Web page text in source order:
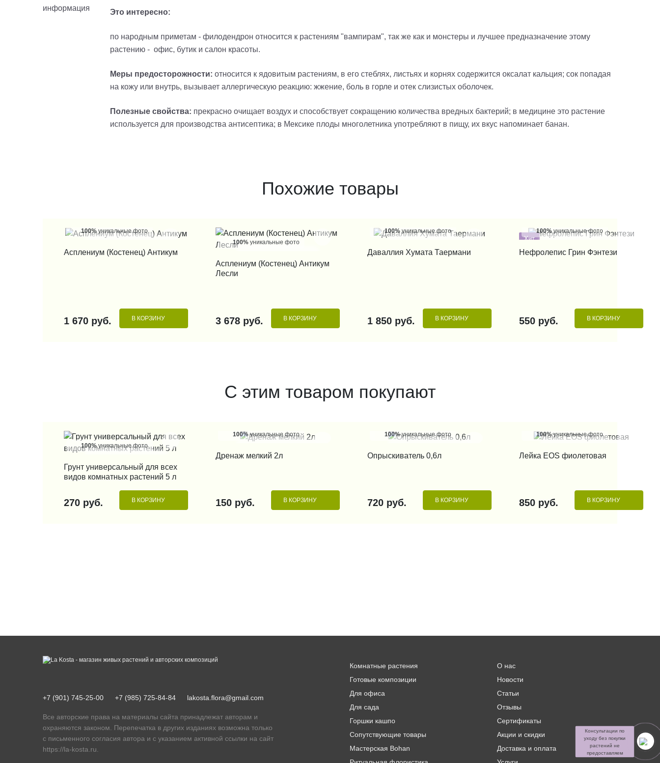
Это интересно:
по народным приметам - филодендрон относится к растениям "вампирам", так же как и монстеры и лучшее предназначение этому
растению - офис, бутик и салон красоты.
Меры предосторожности: относится к ядовитым растениям, в его стеблях, листьях и корнях содержится оксалат кальция; сок попадая
на кожу или внутрь, вызывает аллергическую реакцию: жжение, боль в горле и отек слизистых оболочек.
Полезные свойства: прекрасно очищает воздух и способствует сокращению количества вредных бактерий; в медицине это растение
используется для производства антисептика; в Мексике плоды многолетника употребляют в пищу, их вкус напоминает банан.
Похожие товары
100%уникальные фото
Асплениум (Костенец) Антикум
1 670 руб. В КОРЗИНУ
100% уникальные фото
КУПИТЬ В 1 КЛИК
Асплениум (Костенец) Антикум
Лесли
3 678 руб. В КОРЗИНУ
100%уникальные фото
Даваллия Хумата Таермани
1 850 руб. В КОРЗИНУ
Хит
100%уникальные фото
Нефролепис Грин Фэнтези
550 руб. В КОРЗИНУ
С этим товаром покупают
100%уникальные фото
КУПИТЬ В 1 КЛИК
Грунт универсальный для всех
видов комнатных растений 5 л
270 руб. В КОРЗИНУ
100%уникальные фото
Дренаж мелкий 2л
150 руб. В КОРЗИНУ
100%уникальные фото
Опрыскиватель 0,6л
720 руб. В КОРЗИНУ
100%уникальные фото
Лейка EOS фиолетовая
850 руб. В КОРЗИНУ
+7 (901) 745-25-00 +7 (985) 725-84-84 lakosta.flora@gmail.com
Все авторские права на материалы сайта принадлежат авторам и
охраняются законом. Перепечатка в других изданиях возможна только
с письменного согласия автора и с указанием активной ссылки на сайт
https://la-kosta.ru
Комнатные растения
Готовые композиции
Для офиса
Для сада
Горшки кашпо
Сопутствующие товары
Мастерская Bohan
О нас
Новости
Статьи
Отзывы
Сертификаты
Акции и скидки
Доставка и оплата
Консультации по
уходу без покупки
растений не
предоставляем